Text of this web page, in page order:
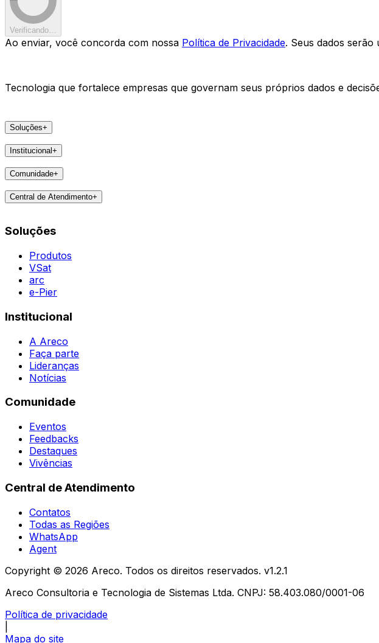
Verificando…
Ao enviar, você concorda com nossa Política de Privacidade. Seus dados serão
Tecnologia que fortalece empresas que governam seus próprios dados e
Soluções+
Produtos
arc
Institucional +
A Areco
Lideranças
Comunidade+
Eventos
Vivências
Central de Atendimento+
Todas as Regiões
Agent
Soluções
Produtos
VSat
arc
e-Pier
Institucional
A Areco
Faça parte
Lideranças
Notícias
Comunidade
Eventos
Feedbacks
Destaques
Vivências
Central de Atendimento
Contatos
Todas as Regiões
WhatsApp
Agent
Copyright © 2026 Areco. Todos os direitos reservados. v1.2.1
Areco Consultoria e Tecnologia de Sistemas Ltda. CNPJ: 58.403.080/0001-06
Política de privacidade
Mapa do site